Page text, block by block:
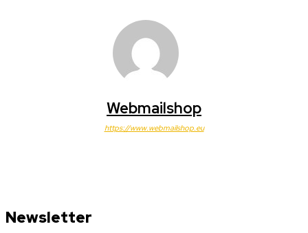
Webmailshop
https://www.webmailshop.eu
Newsletter